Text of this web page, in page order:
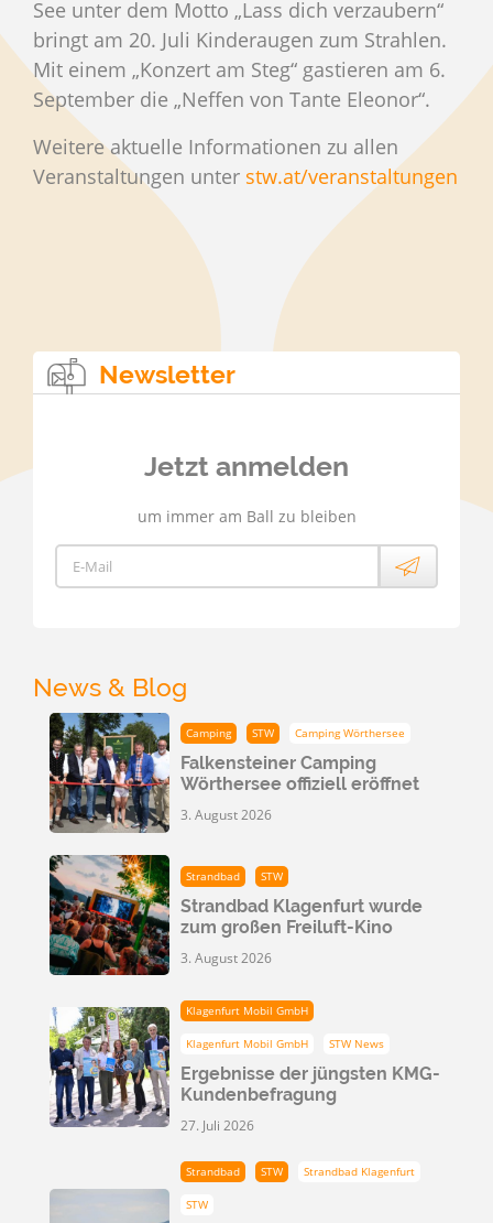
See unter dem Motto „Lass dich verzaubern“
bringt am 20. Juli Kinderaugen zum Strahlen.
Mit einem „Konzert am Steg“ gastieren am 6.
September die „Neffen von Tante Eleonor“.
Weitere aktuelle Informationen zu allen
Veranstaltungen unter stw.at/veranstaltungen
Newsletter
Jetzt anmelden
um immer am Ball zu bleiben
E-Mail
News & Blog
Camping STW Camping Wörthersee
Falkensteiner Camping
Wörthersee offiziell eröffnet
3. August 2026
Strandbad STW
Strandbad Klagenfurt wurde
zum großen Freiluft-Kino
3. August 2026
Klagenfurt Mobil GmbH
Klagenfurt Mobil GmbH STW News
Ergebnisse der jüngsten KMG-
Kundenbefragung
27. Juli 2026
Strandbad STW Strandbad Klagenfurt
STW